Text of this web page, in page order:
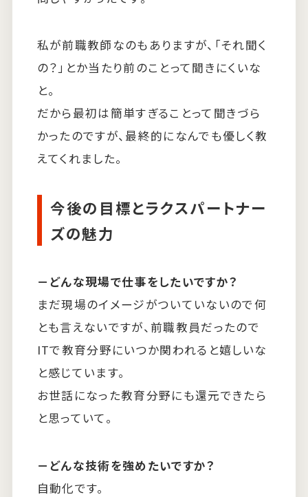
私が前職教師なのもありますが、「それ聞く
の？」とか当たり前のことって聞きにくいな
と。
だから最初は簡単すぎることって聞きづら
かったのですが、最終的になんでも優しく教
えてくれました。
今後の目標とラクスパートナー
ズの魅力
－どんな現場で仕事をしたいですか？
まだ現場のイメージがついていないので何
とも言えないですが、前職教員だったので
ITで教育分野にいつか関われると嬉しいな
と感じています。
お世話になった教育分野にも還元できたら
と思っていて。
－どんな技術を強めたいですか？
自動化です。